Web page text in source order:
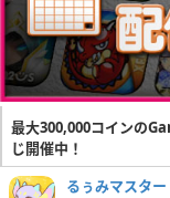
最大300,000コインの
じ開催中！
るぅみマスター